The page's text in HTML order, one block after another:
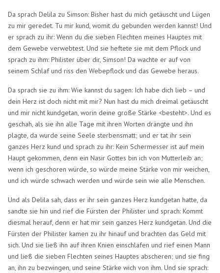
Da sprach Delila zu Simson: Bisher hast du mich getäuscht und Lügen
zu mir geredet. Tu mir kund, womit du gebunden werden kannst! Und
er sprach zu ihr: Wenn du die sieben Flechten meines Hauptes mit
dem Gewebe verwebtest. Und sie heftete sie mit dem Pflock und
sprach zu ihm: Philister über dir, Simson! Da wachte er auf von
seinem Schlaf und riss den Webepflock und das Gewebe heraus.
Da sprach sie zu ihm: Wie kannst du sagen: Ich habe dich lieb – und
dein Herz ist doch nicht mit mir? Nun hast du mich dreimal getäuscht
und mir nicht kundgetan, worin deine große Stärke <besteht>. Und es
geschah, als sie ihn alle Tage mit ihren Worten drängte und ihn
plagte, da wurde seine Seele sterbensmatt; und er tat ihr sein
ganzes Herz kund und sprach zu ihr: Kein Schermesser ist auf mein
Haupt gekommen, denn ein Nasir Gottes bin ich von Mutterleib an;
wenn ich geschoren würde, so würde meine Stärke von mir weichen,
und ich würde schwach werden und würde sein wie alle Menschen.
Und als Delila sah, dass er ihr sein ganzes Herz kundgetan hatte, da
sandte sie hin und rief die Fürsten der Philister und sprach: Kommt
diesmal herauf, denn er hat mir sein ganzes Herz kundgetan. Und die
Fürsten der Philister kamen zu ihr hinauf und brachten das Geld mit
sich. Und sie ließ ihn auf ihren Knien einschlafen und rief einen Mann
und ließ die sieben Flechten seines Hauptes abscheren; und sie fing
an, ihn zu bezwingen, und seine Stärke wich von ihm. Und sie sprach: